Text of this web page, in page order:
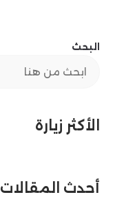
البحث
الأكثر زيارة
أحدث المقالات